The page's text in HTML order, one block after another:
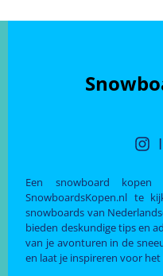
Een snowboard
SnowboardsKopen.nl te
snowboards van
bieden deskundige tips en
van je avonturen in de
en laat je inspireren voor